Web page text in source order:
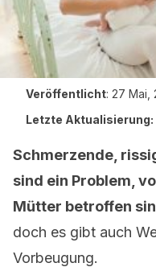
Veröffentlicht: 27 Mai,
Letzte Aktualisierung:
Schmerzende,
sind ein Problem,
Mütter betroffen
doch es gibt auch
Vorbeugung.